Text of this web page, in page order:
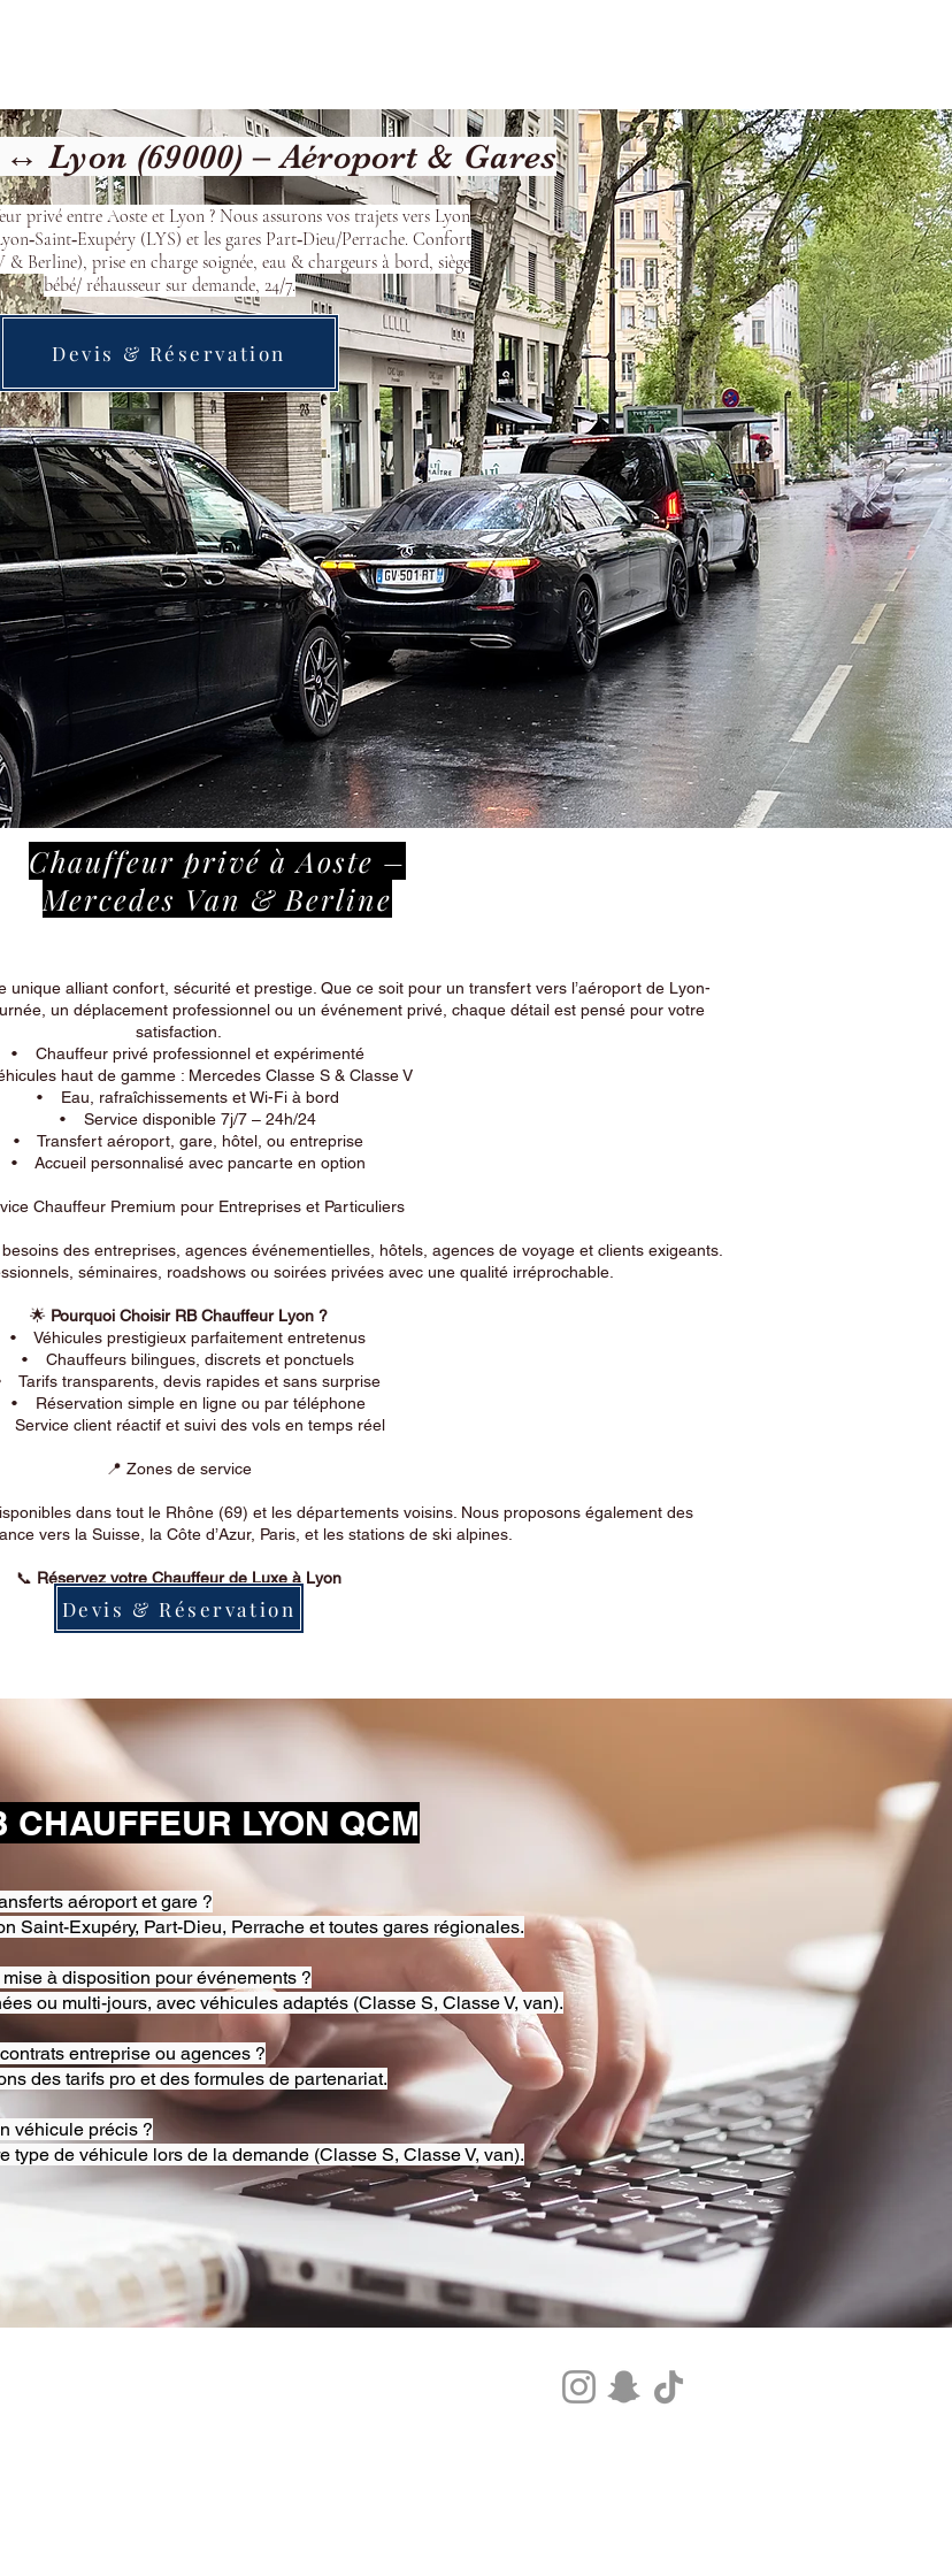
Lyon (69000) – Aéroport & Gares
privé entre Aoste et Lyon ? Nous assurons vos trajets vers Lyon
(LYS) et les gares Part‑Dieu/Perrache. Confort
& Berline), prise en charge soignée, eau & chargeurs à bord, siège
bébé/ réhausseur sur demande, 24/7.
Devis & Réservation
Chauffeur privé à Aoste –
Mercedes Van & Berline
unique alliant confort, sécurité et prestige. Que ce soit pour un transfert vers l’aéroport de Lyon-
un déplacement professionnel ou un événement privé, chaque détail est pensé pour votre
satisfaction.
• Chauffeur privé professionnel et expérimenté
haut de gamme : Mercedes Classe S & Classe V
• Eau, rafraîchissements et Wi-Fi à bord
• Service disponible 7j/7 – 24h/24
• Transfert aéroport, gare, hôtel, ou entreprise
• Accueil personnalisé avec pancarte en option
Chauffeur Premium pour Entreprises et Particuliers
des entreprises, agences événementielles, hôtels, agences de voyage et clients exigeants.
séminaires, roadshows ou soirées privées avec une qualité irréprochable.
🌟 Pourquoi Choisir RB Chauffeur Lyon ?
• Véhicules prestigieux parfaitement entretenus
• Chauffeurs bilingues, discrets et ponctuels
transparents, devis rapides et sans surprise
• Réservation simple en ligne ou par téléphone
client réactif et suivi des vols en temps réel
📍 Zones de service
dans tout le Rhône (69) et les départements voisins. Nous proposons également des
vers la Suisse, la Côte d’Azur, Paris, et les stations de ski alpines.
📞 Réservez votre Chauffeur de Luxe à Lyon
Devis & Réservation
CHAUFFEUR LYON QCM
aéroport et gare ?
Saint-Exupéry, Part-Dieu, Perrache et toutes gares régionales.
à disposition pour événements ?
ou multi-jours, avec véhicules adaptés (Classe S, Classe V, van).
entreprise ou agences ?
des tarifs pro et des formules de partenariat.
véhicule précis ?
type de véhicule lors de la demande (Classe S, Classe V, van).